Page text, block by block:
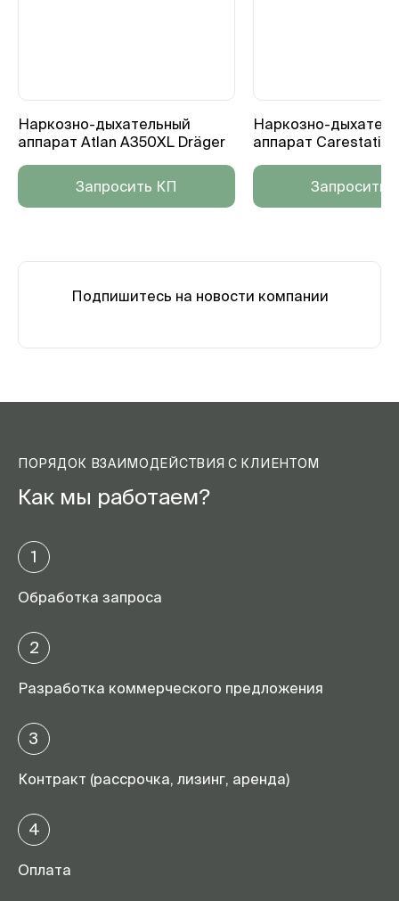
Наркозно-дыхательный
аппарат Atlan A350XL Dräger
Запросить КП
Наркозно-
аппарат
Запросить
Подпишитесь на новости компании
ПОРЯДОК ВЗАИМОДЕЙСТВИЯ С КЛИЕНТОМ
Как мы работаем?
1
Обработка запроса
2
Разработка коммерческого предложения
3
Контракт (рассрочка, лизинг, аренда)
4
Оплата